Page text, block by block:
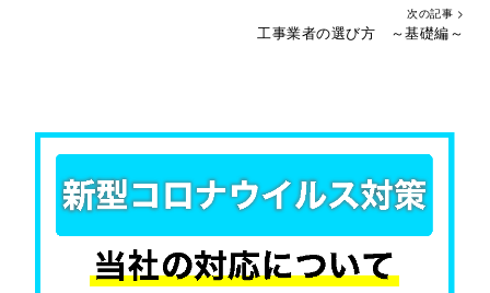
次の記事 >
工事業者の選び方 ～基礎編～